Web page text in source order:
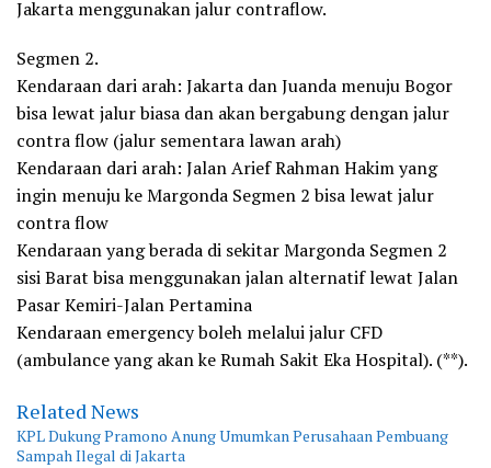
Jakarta menggunakan jalur contraflow.
Segmen 2.
Kendaraan dari arah: Jakarta dan Juanda menuju Bogor
bisa lewat jalur biasa dan akan bergabung dengan jalur
contra flow (jalur sementara lawan arah)
Kendaraan dari arah: Jalan Arief Rahman Hakim yang
ingin menuju ke Margonda Segmen 2 bisa lewat jalur
contra flow
Kendaraan yang berada di sekitar Margonda Segmen 2
sisi Barat bisa menggunakan jalan alternatif lewat Jalan
Pasar Kemiri-Jalan Pertamina
Kendaraan emergency boleh melalui jalur CFD
(ambulance yang akan ke Rumah Sakit Eka Hospital). (**).
Related News
KPL Dukung Pramono Anung Umumkan Perusahaan Pembuang
Sampah Ilegal di Jakarta